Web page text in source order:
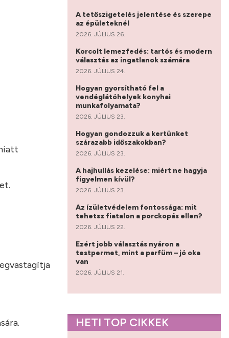
A tetőszigetelés jelentése és szerepe
az épületeknél
2026. JÚLIUS 26.
Korcolt lemezfedés: tartós és modern
választás az ingatlanok számára
2026. JÚLIUS 24.
Hogyan gyorsítható fel a
vendéglátóhelyek konyhai
munkafolyamata?
2026. JÚLIUS 23.
Hogyan gondozzuk a kertünket
szárazabb időszakokban?
2026. JÚLIUS 23.
A hajhullás kezelése: miért ne hagyja
figyelmen kívül?
2026. JÚLIUS 23.
Az ízületvédelem fontossága: mit
tehetsz fiatalon a porckopás ellen?
2026. JÚLIUS 22.
Ezért jobb választás nyáron a
testpermet, mint a parfüm – jó oka
van
2026. JÚLIUS 21.
HETI TOP CIKKEK